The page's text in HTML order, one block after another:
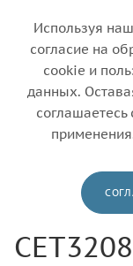
НЗ
XEROX
(CET),
CET3208
Используя
согласие на
cookie и
данных.
соглашаетесь